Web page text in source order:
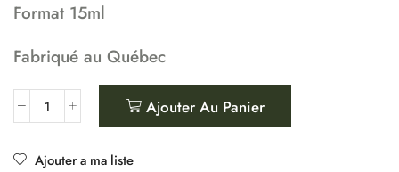
Format 15ml
Fabriqué au Québec
Ajouter Au Panier
Ajouter a ma liste